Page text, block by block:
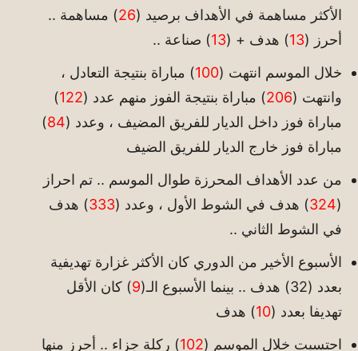
الأكثر مساهمة في الأهداف برصيد (26) مساهمة ..
أحرز (13) هدف + (13) صناعة ..
خلال الموسم انتهت (100) مباراة بنتيجة التعادل ،
وانتهت (206) مباراة بنتيجة الفوز منهم عدد (122
)
مباراة فوز داخل الديار للفريق المضيف ، وعدد (84
)
مباراة فوز خارج الديار للفريق الضيف
من عدد الأهداف المحرزة طوال الموسم .. تم احراز
(
324) هدف في الشوط الأول ، وعدد (333) هدف
في الشوط الثاني ..
الأسبوع الأخير من الدوري كان الأكثر غزارة تهديفية
بعدد (32) هدف .. بينما الأسبوع الـ(
9) كان الأقل
تهديفا بعدد (10) هدف
احتسبت خلال الموسم (102) ركلة جزاء .. أحرز منها